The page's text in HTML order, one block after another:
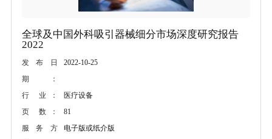
全球及中国外科吸引器械细分市场深度研究报告
2022
发布日
期：
2022-10-25
行 业：
医疗设备
页 数：
81
服务方
电子版或纸介版